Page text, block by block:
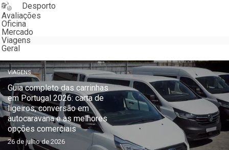
Desporto
Avaliações
Oficina
Mercado
Viagens
Geral
VIAGENS
Guia completo das carrinhas
em Portugal 2026: carta de
ligeiros, conversão em
autocaravana e as melhores
opções comerciais
26 de julho de 2026